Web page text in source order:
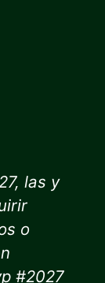
las y
o
#2027